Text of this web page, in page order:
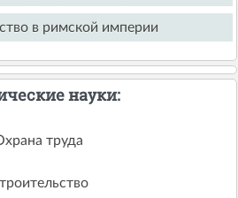
в римской империи
науки:
труда